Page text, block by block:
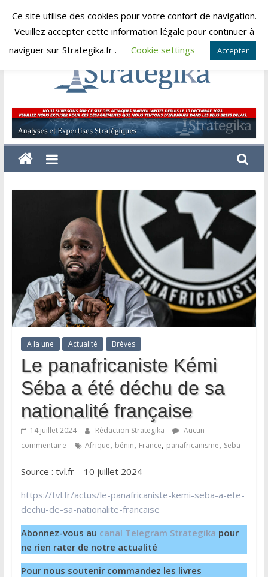
Skip
dimanche, août 9, 2026
Strategika
Expertise
et
Analyses
A la une Actualité Brèves
Le panafricaniste Kémi
Séba a été déchu de sa
nationalité française
14 juillet 2024 Rédaction Strategika
Aucun
commentaire
Afrique, bénin, France, panafricanisme, Seba
Source : tvl.fr – 10 juillet 2024
https://tvl.fr/actus/le-panafricaniste-kemi-seba-a-ete-
dechu-de-sa-nationalite-francaise
Abonnez-vous au canal Telegram Strategika pour
ne rien rater de notre actualité
Pour nous soutenir commandez les livres
Ce site utilise des cookies pour votre confort de navigation.
Veuillez accepter cette information légale pour continuer à
naviguer sur Strategika.fr .
Cookie settings Accepter